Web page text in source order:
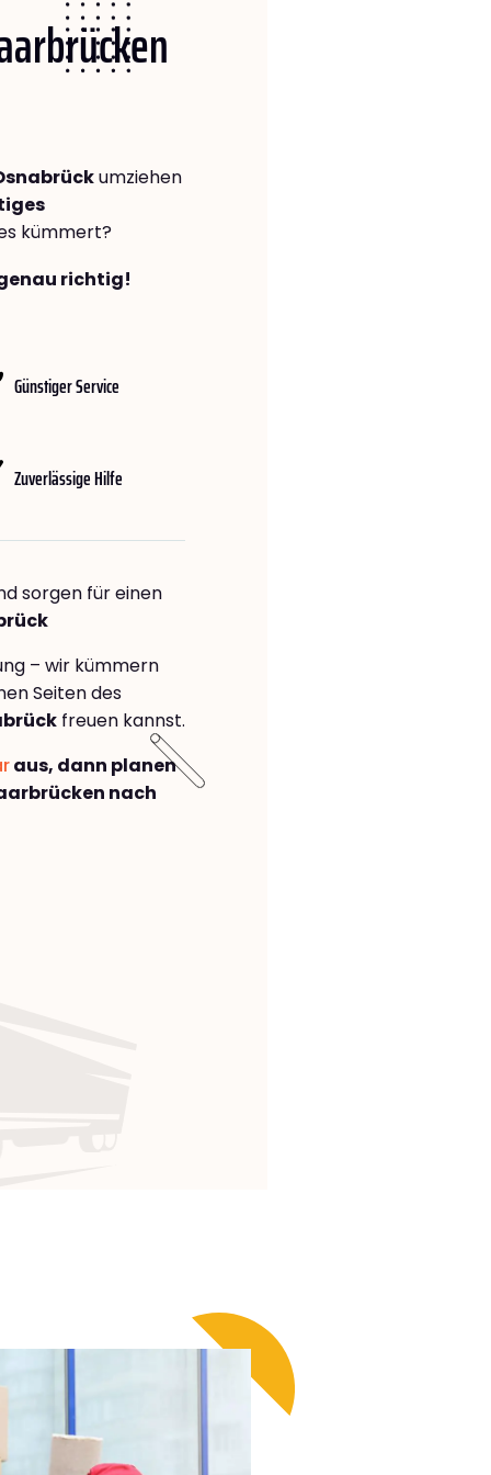
umziehen
kümmert?
richtig!
Günstiger Service
Zuverlässige Hilfe
sorgen für einen
– wir kümmern
Seiten des
freuen kannst.
aus, dann planen
nach